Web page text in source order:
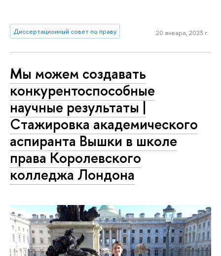
Диссертационный совет по праву 20 января, 2023 г.
Мы можем создавать
конкурентоспособные
научные результаты |
Cтажировка академического
аспиранта Вышки в школе
права Королевского
колледжа Лондона